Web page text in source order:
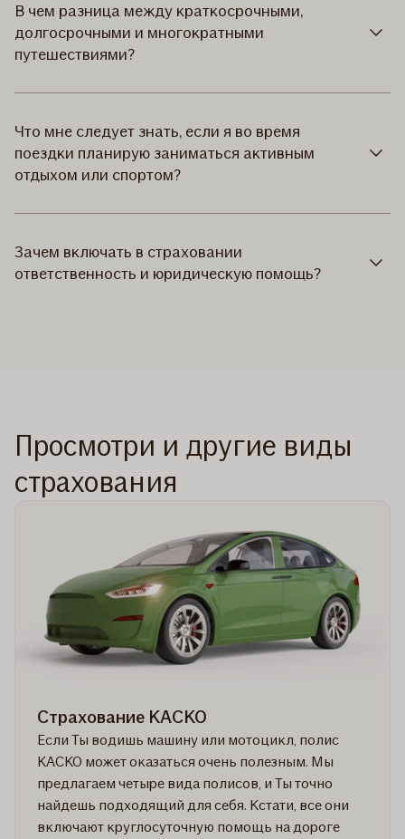
В чем разница между краткосрочными,
долгосрочными и многократными
путешествиями?
Что мне следует знать, если я во время
поездки планирую заниматься активным
отдыхом или спортом?
Зачем включать в страховании
ответственность и юридическую помощь?
Просмотри и другие виды
страхования
Страхование КАСКО
Если Ты водишь машину или мотоцикл, полис
КАСКО может оказаться очень полезным. Мы
предлагаем четыре вида полисов, и Ты точно
найдешь подходящий для себя. Кстати, все они
включают круглосуточную помощь на дороге